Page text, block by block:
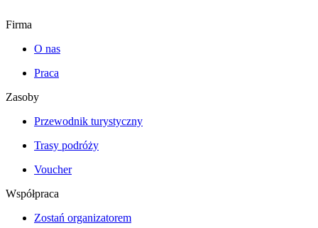
Firma
O nas
Praca
Zasoby
Przewodnik turystyczny
Trasy podróży
Voucher
Współpraca
Zostań organizatorem